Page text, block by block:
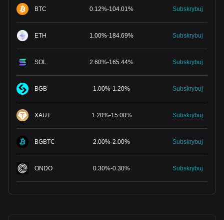
BTC 0.12%-104.01 % Subskrybuj
ETH 1.00%-184.69% Subskrybuj
SOL 2.60%-165.44% Subskrybuj
BGB 1.00%-1.20% Subskrybuj
XAUT 1.20%-15.00% Subskrybuj
BGBTC 2.00%-2.00% Subskrybuj
ONDO 0.30%-0.30% Subskrybuj